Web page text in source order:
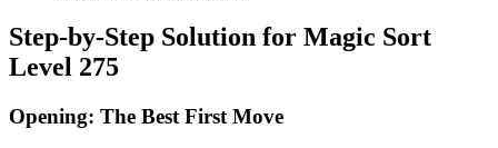
Step-by-Step Solution for Magic Sort
Level 275
Opening: The Best First Move